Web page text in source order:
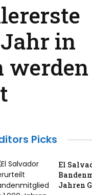
in
werden
Picks
El
Jahren